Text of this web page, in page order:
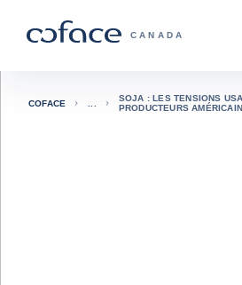
COFACE, FOR
CANADA
Retour à la page d'accueil
COFACE
SOJA : LES TENSIONS
PRODUCTEURS